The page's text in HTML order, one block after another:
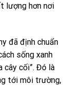
lượng hơn nơi
đã định chuẩn
sống xanh
cây cối”. Đó là
tới môi trường,